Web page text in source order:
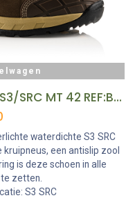
TRADEZ MIDDELHOOG BRUIN S3/SRC MT 42 REF:BLITZBR-42 BUCKBOOTZ
waterdichte S3 SRC
een antislip zool
is deze schoen in alle
zetten.
S3 SRC